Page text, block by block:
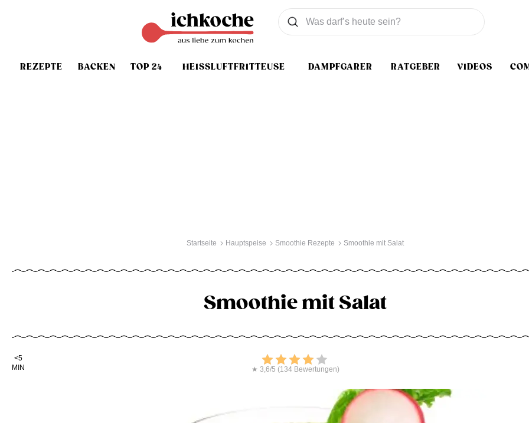
REZEPTE BACKEN TOP 24 HEISSLUFTFRITTEUSE DAMPFGARER RATGEBER VIDEOS
Was wollen Sie suchen
Suchen
Startseite Hauptspeise Smoothie Rezepte Smoothie mit Salat
Smoothie mit Salat
Kochdauer
<5
MIN
Bewerten
★ 3,6/5 (134 Bewertungen)